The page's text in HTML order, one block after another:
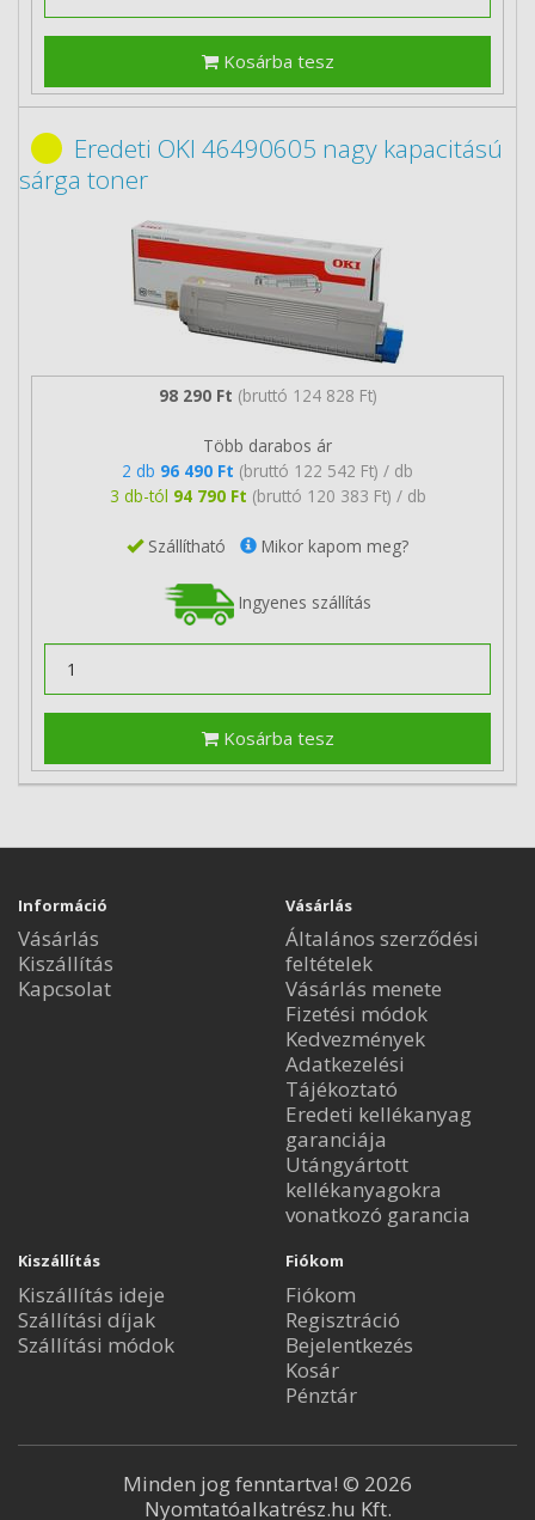
Kosárba tesz
Eredeti OKI 46490605 nagy kapacitású
sárga toner
98 290 Ft (bruttó 124 828 Ft)
Több darabos ár
2 db 96 490 Ft (bruttó 122 542 Ft) / db
3 db-tól 94 790 Ft (bruttó 120 383 Ft) / db
Szállítható Mikor kapom meg?
Ingyenes szállítás
Kosárba tesz
Információ
Vásárlás
Kiszállítás
Kapcsolat
Vásárlás
Általános szerződési
feltételek
Vásárlás menete
Fizetési módok
Kedvezmények
Adatkezelési
Tájékoztató
Eredeti kellékanyag
garanciája
Utángyártott
kellékanyagokra
vonatkozó garancia
Kiszállítás
Kiszállítás ideje
Szállítási díjak
Szállítási módok
Fiókom
Fiókom
Regisztráció
Bejelentkezés
Kosár
Pénztár
Minden jog fenntartva! © 2026
Nyomtatóalkatrész.hu Kft.